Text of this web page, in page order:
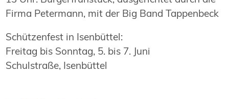
Firma Petermann, mit der Big Band Tappenbeck
Schützenfest in Isenbüttel:
Freitag bis Sonntag, 5. bis 7. Juni
Schulstraße, Isenbüttel